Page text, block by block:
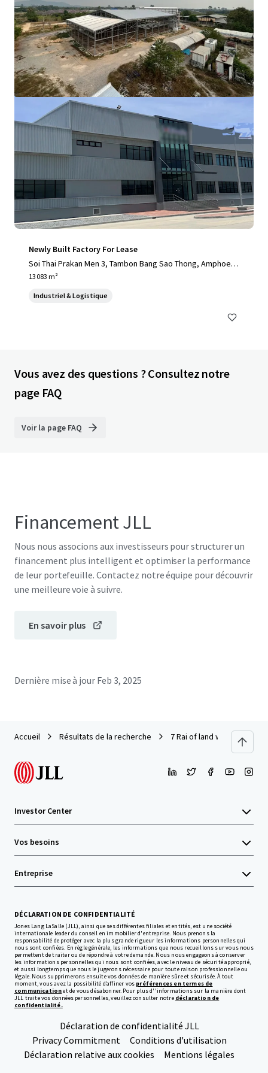
yong, 21140, TH
2 622 m²
Industriel & Logistique
Newly Built Factory For Lease
Soi Thai Prakan Men 3, Tambon Bang Sao Thong, Amphoe B
ang Sao Thong, Chang Wat Samut Prakan 10540, Thailand, T
13 083 m²
Industriel & Logistique
Vous avez des questions ? Consultez notre
page FAQ
Voir la page FAQ
Financement JLL
Nous nous associons aux investisseurs pour structurer un
financement plus intelligent et optimiser la performance
de leur portefeuille. Contactez notre équipe pour découvrir
une meilleure voie à suivre.
En savoir plus
Dernière mise à jour Feb 3, 2025
Accueil Résultats de la recherche 7 Rai of land with factory
Investor Center
Vos besoins
Entreprise
DÉCLARATION DE CONFIDENTIALITÉ
Jones Lang LaSalle (JLL), ainsi que ses différentes filiales et entités, est une société
internationale leader du conseil en immobilier d'entreprise. Nous prenons la
responsabilité de protéger avec la plus grande rigueur les informations personnelles qui
nous sont confiées. En règle générale, les informations que nous recueillons sur vous nous
permettent de traiter ou de répondre à votre demande. Nous nous engageons à conserver
les informations personnelles qui nous sont confiées, avec le niveau de sécurité approprié,
et aussi longtemps que nous le jugerons nécessaire pour toute raison professionnelle ou
légale. Nous supprimerons ensuite vos données de manière sûre et sécurisée. À tout
moment, vous avez la possibilité d’affiner vos préférences en termes de
communicationet de vous désabonner. Pour plus d''informations sur la manière dont
JLL traite vos données personnelles, veuillez consulter notre déclaration de
confidentialité.
Déclaration de confidentialité JLL
Privacy Commitment
Conditions d'utilisation
Déclaration relative aux cookies
Mentions légales